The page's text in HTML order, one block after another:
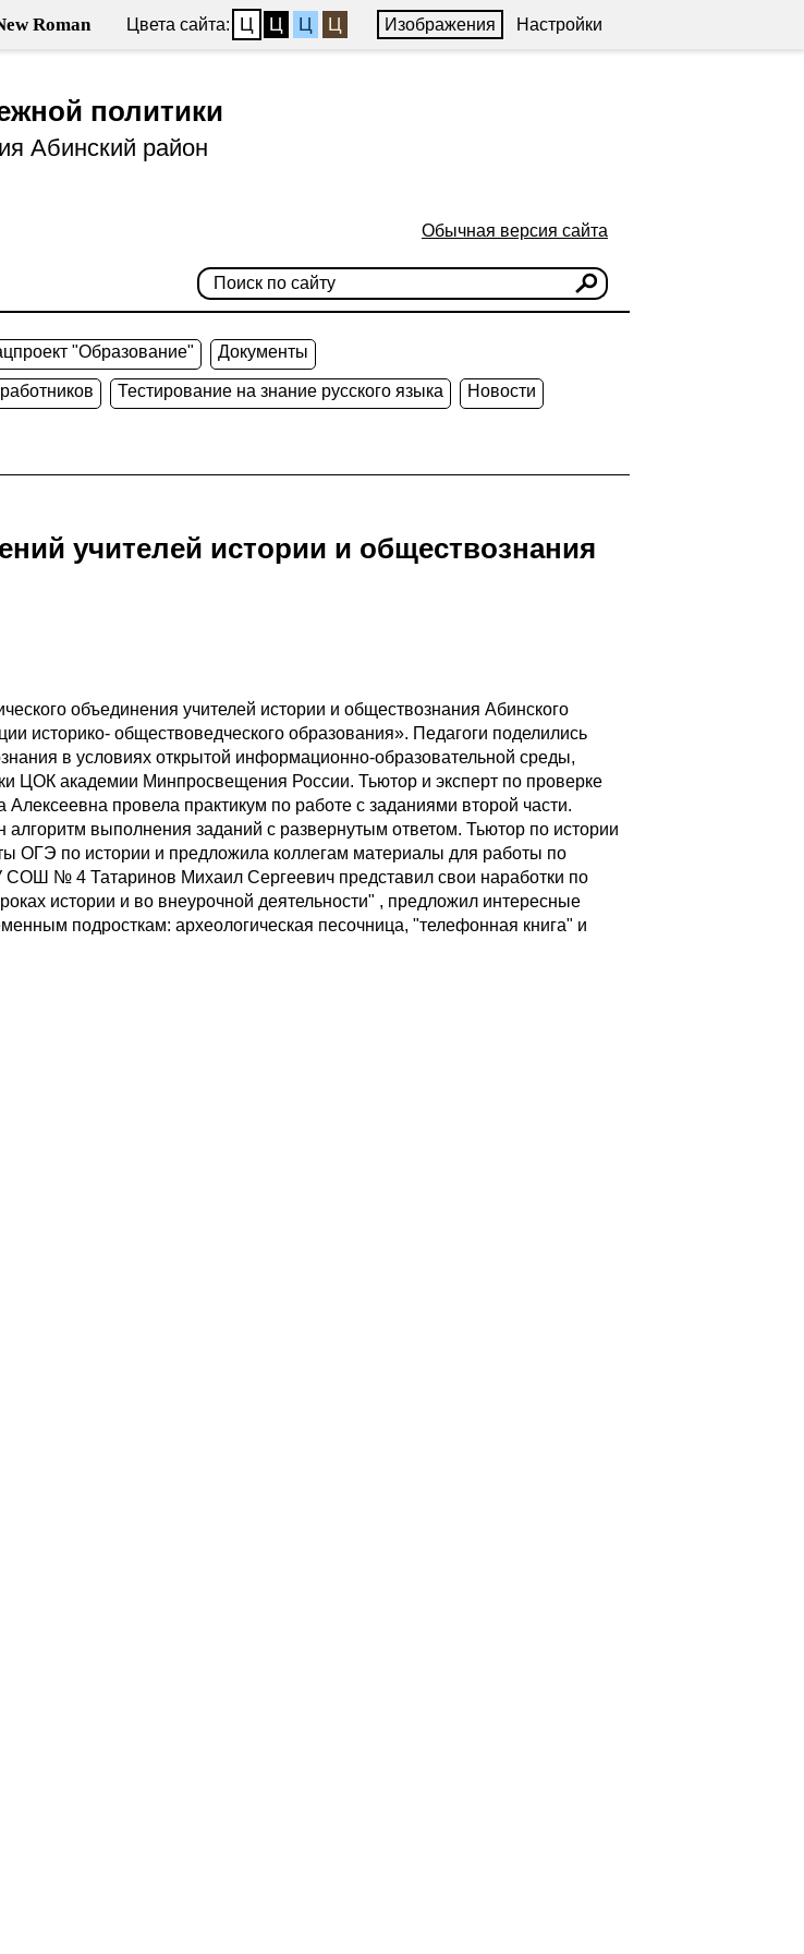
Roman Цвета сайта: Ц Ц Ц Ц Изображения Настройки
политики
Абинский район
Обычная версия сайта
"Образование" Документы
Тестирование на знание русского языка Новости
учителей истории и обществознания
объединения учителей истории и обществознания Абинского
историко- обществоведческого образования». Педагоги поделились
в условиях открытой информационно-образовательной среды,
ЦОК академии Минпросвещения России. Тьютор и эксперт по проверке
провела практикум по работе с заданиями второй части.
выполнения заданий с развернутым ответом. Тьютор по истории
ОГЭ по истории и предложила коллегам материалы для работы по
СОШ № 4 Татаринов Михаил Сергеевич представил свои наработки по
истории и во внеурочной деятельности" , предложил интересные
подросткам: археологическая песочница, "телефонная книга" и